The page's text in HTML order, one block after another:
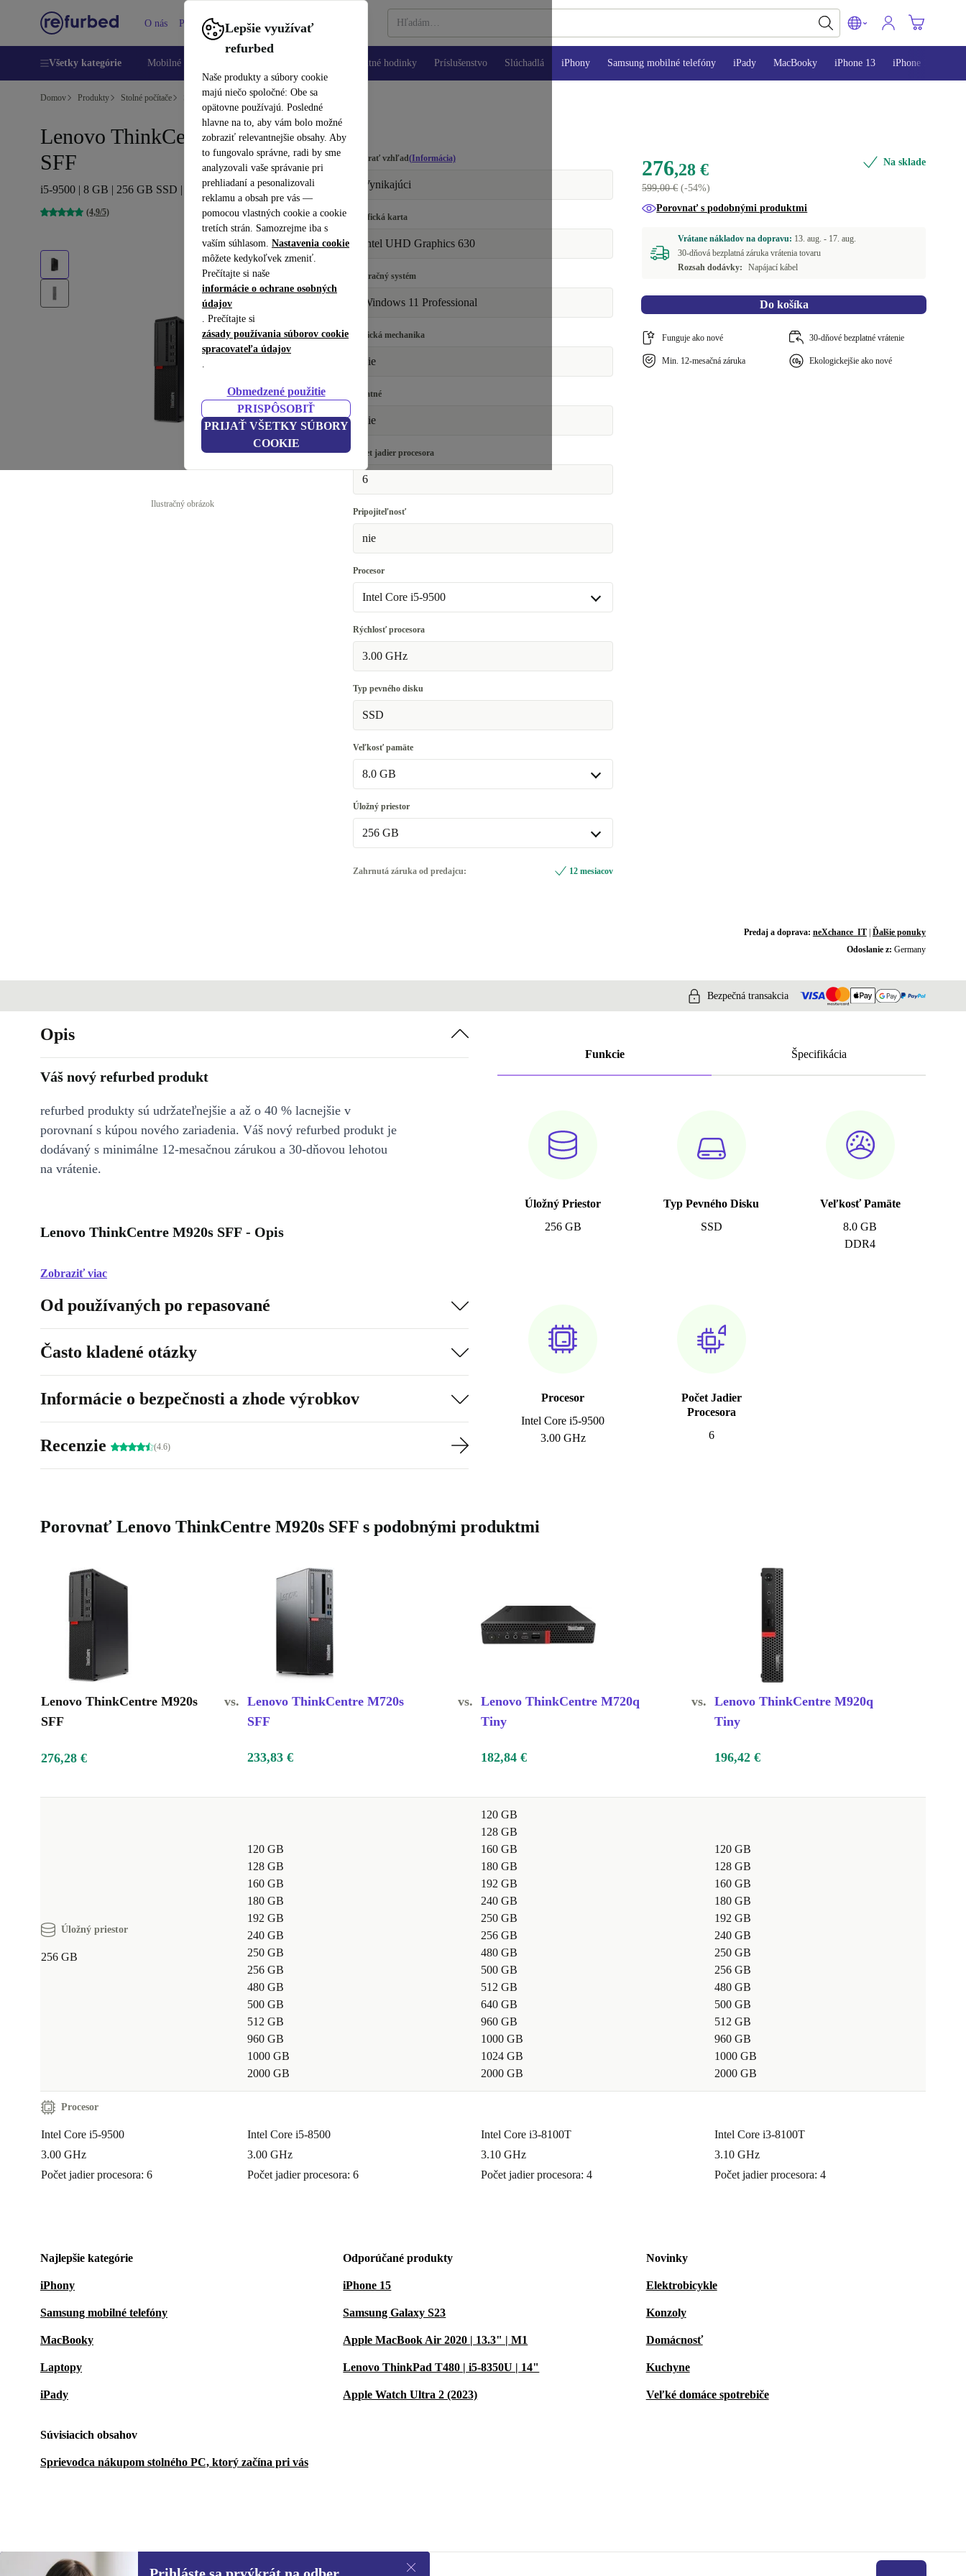
Lepšie využívať
refurbed
Naše produkty a súbory cookie
majú niečo spoločné: Obe sa
opätovne používajú. Posledné
hlavne na to, aby vám bolo možné
zobraziť relevantnejšie obsahy. Aby
to fungovalo správne, radi by sme
analyzovali vaše správanie pri
prehliadaní a pesonalizovali
reklamu a obsah pre vás —
pomocou vlastných cookie a cookie
tretích strán. Samozrejme iba s
vaším súhlasom. Nastavenia cookie
môžete kedykoľvek zmeniť.
Prečítajte si naše
informácie o ochrane osobných
údajov
. Prečítajte si
zásady používania súborov cookie
spracovateľa údajov
.
Obmedzené použitie
PRISPÔSOBIŤ
PRIJAŤ VŠETKY SÚBORY
COOKIE
O nás Pomoc
Všetky kategórie Mobilné telefóny Inteligentné hodinky Príslušenstvo Slúchadlá iPhony Samsung mobilné telefóny iPady MacBooky iPhone 13 iPhone 14
Domov Produkty Stolné počítače Stolné počítače Lenovo
Lenovo ThinkCentre M920s
SFF
i5-9500 | 8 GB | 256 GB SSD | Win 11 Pro
(4,9/5)
Ilustračný obrázok
Vybrať vzhľad (Informácia)
Vynikajúci
Grafická karta
Intel UHD Graphics 630
Operačný systém
Windows 11 Professional
Optická mechanika
nie
Ostatné
nie
Počet jadier procesora
6
Pripojiteľnosť
nie
Procesor
Intel Core i5-9500
Intel Core i5-8500
Intel Core i5-9500
Rýchlosť procesora
3.00 GHz
Typ pevného disku
SSD
Veľkosť pamäte
8.0 GB
8.0 GB
16.0 GB +39,94 €
Úložný priestor
256 GB
Zahrnutá záruka od predajcu: 12 mesiacov
276,28 €
599,00 €(-54%)
Na sklade
Porovnať s podobnými produktmi
Vrátane nákladov na dopravu: 13. aug. - 17. aug.
30-dňová bezplatná záruka vrátenia tovaru
Rozsah dodávky:
Napájací kábel
Do košíka
Funguje ako nové 30-dňové bezplatné vrátenie
Min. 12-mesačná záruka Ekologickejšie ako nové
Predaj a doprava: neXchance_IT| Ďalšie ponuky
Odoslanie z: Germany
Bezpečná transakcia
Funkcie Špecifikácia
Úložný Priestor
256 GB
Typ Pevného Disku
SSD
Veľkosť Pamäte
8.0 GB
DDR4
Procesor
Intel Core i5-9500
3.00 GHz
Počet Jadier
Procesora
6
Opis
Váš nový refurbed produkt
refurbed produkty sú udržateľnejšie a až o 40 % lacnejšie v
porovnaní s kúpou nového zariadenia. Váš nový refurbed produkt je
dodávaný s minimálne 12-mesačnou zárukou a 30-dňovou lehotou
na vrátenie.
Lenovo ThinkCentre M920s SFF - Opis
Zobraziť viac
Od používaných po repasované
Často kladené otázky
Informácie o bezpečnosti a zhode výrobkov
Recenzie (4.6)
Porovnať Lenovo ThinkCentre M920s SFF s podobnými produktmi
Lenovo ThinkCentre M920s
SFF
vs. Lenovo ThinkCentre M720s
SFF
vs. Lenovo ThinkCentre M720q
Tiny
vs. Lenovo ThinkCentre M920q
Tiny
276,28 € 233,83 € 182,84 € 196,42 €
Úložný priestor
256 GB
120 GB
128 GB
160 GB
180 GB
192 GB
240 GB
250 GB
256 GB
480 GB
500 GB
512 GB
960 GB
1000 GB
2000 GB
120 GB
128 GB
160 GB
180 GB
192 GB
240 GB
250 GB
256 GB
480 GB
500 GB
512 GB
640 GB
960 GB
1000 GB
1024 GB
2000 GB
120 GB
128 GB
160 GB
180 GB
192 GB
240 GB
250 GB
256 GB
480 GB
500 GB
512 GB
960 GB
1000 GB
2000 GB
Procesor
Intel Core i5-9500
3.00 GHz
Počet jadier procesora: 6
Intel Core i5-8500
3.00 GHz
Počet jadier procesora: 6
Intel Core i3-8100T
3.10 GHz
Počet jadier procesora: 4
Intel Core i3-8100T
3.10 GHz
Počet jadier procesora: 4
Najlepšie kategórie
iPhony
Samsung mobilné telefóny
MacBooky
Laptopy
iPady
Odporúčané produkty
iPhone 15
Samsung Galaxy S23
Apple MacBook Air 2020 | 13.3" | M1
Lenovo ThinkPad T480 | i5-8350U | 14"
Apple Watch Ultra 2 (2023)
Novinky
Elektrobicykle
Konzoly
Domácnosť
Kuchyne
Veľké domáce spotrebiče
Súvisiacich obsahov
Sprievodca nákupom stolného PC, ktorý začína pri vás